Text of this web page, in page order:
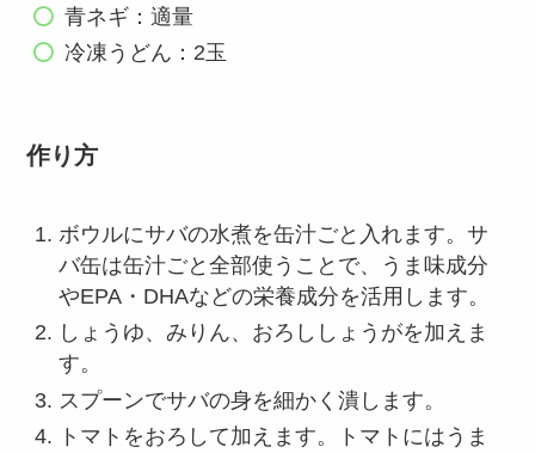
青ネギ：適量
冷凍うどん：2玉
作り方
ボウルにサバの水煮を缶汁ごと入れます。サ
バ缶は缶汁ごと全部使うことで、うま味成分
やEPA・DHAなどの栄養成分を活用します。
しょうゆ、みりん、おろししょうがを加えま
す。
スプーンでサバの身を細かく潰します。
トマトをおろして加えます。トマトにはうま